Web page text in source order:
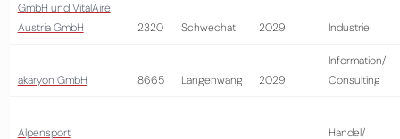
GmbH und VitalAire
Austria GmbH
2320 Schwechat 2029 Industrie
akaryon GmbH 8665 Langenwang 2029
Information/
Consulting
Alpensport
Handel/